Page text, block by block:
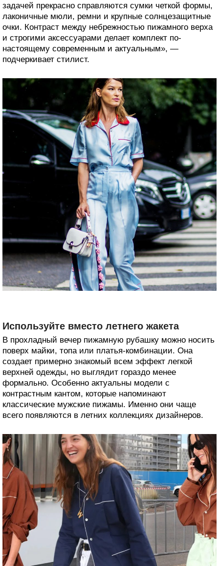
задачей прекрасно справляются сумки четкой формы,
лаконичные мюли, ремни и крупные солнцезащитные
очки. Контраст между небрежностью пижамного верха
и строгими аксессуарами делает комплект по-
настоящему современным и актуальным», —
подчеркивает стилист.
Используйте вместо летнего жакета
В прохладный вечер пижамную рубашку можно носить
поверх майки, топа или платья-комбинации. Она
создает примерно знакомый всем эффект легкой
верхней одежды, но выглядит гораздо менее
формально. Особенно актуальны модели с
контрастным кантом, которые напоминают
классические мужские пижамы. Именно они чаще
всего появляются в летних коллекциях дизайнеров.